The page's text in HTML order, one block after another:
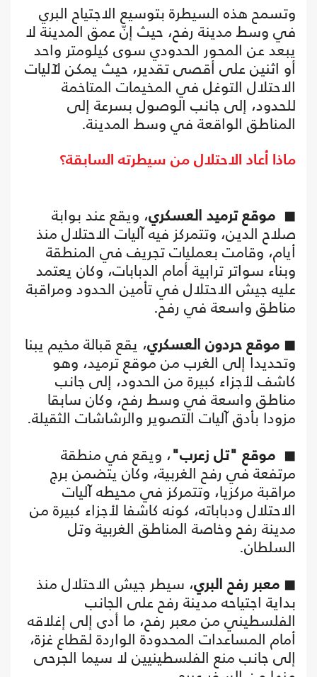
وتسمح هذه السيطرة بتوسيع الاجتياح البري
في وسط مدينة رفح، حيث إنّ عمق المدينة لا
يبعد عن المحور الحدودي سوى كيلومتر واحد
أو اثنين على أقصى تقدير، حيث يمكن لآليات
الاحتلال التوغل في المخيمات المتاخمة
للحدود، إلى جانب الوصول بسرعة إلى
المناطق الواقعة في وسط المدينة.
ماذا أعاد الاحتلال من سيطرته السابقة؟
◼ موقع ترميد العسكري، ويقع عند بوابة
صلاح الدين، وتتمركز فيه آليات الاحتلال منذ
أيام، وقامت بعمليات تجريف في المنطقة
وبناء سواتر ترابية أمام الدبابات، وكان يعتمد
عليه جيش الاحتلال في تأمين الحدود ومراقبة
مناطق واسعة في رفح.
◼ موقع حردون العسكري، يقع قبالة مخيم يبنا
وتحديدا إلى الغرب من موقع ترميد، وهو
كاشف لأجزاء كبيرة من الحدود، إلى جانب
مناطق واسعة في وسط رفح، وكان سابقا
مزودا بأدق آليات التصوير والرشاشات الثقيلة.
◼ موقع "تل زعرب"، ويقع في منطقة
مرتفعة في رفح الغربية، وكان يتضمن برج
مراقبة مركزيا، وتتمركز في محيطه آليات
الاحتلال ودباباته، كونه كاشفا لأجزاء كبيرة من
مدينة رفح وخاصة المناطق الغربية وتل
السلطان.
◼ معبر رفح البري، سيطر جيش الاحتلال منذ
بداية اجتياحه مدينة رفح على الجانب
الفلسطيني من معبر رفح، ما أدى إلى إغلاقه
أمام المساعدات المحدودة الواردة لقطاع غزة،
إلى جانب منع الفلسطينيين لا سيما الجرحى